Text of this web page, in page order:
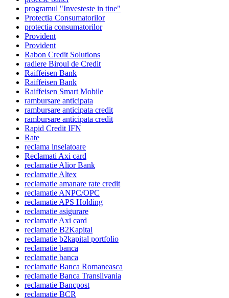
programul "Investeste in tine"
Protectia Consumatorilor
protectia consumatorilor
Provident
Provident
Rabon Credit Solutions
radiere Biroul de Credit
Raiffeisen Bank
Raiffeisen Bank
Raiffeisen Smart Mobile
rambursare anticipata
rambursare anticipata credit
rambursare anticipata credit
Rapid Credit IFN
Rate
reclama inselatoare
Reclamati Axi card
reclamatie Alior Bank
reclamatie Altex
reclamatie amanare rate credit
reclamatie ANPC/OPC
reclamatie APS Holding
reclamatie asigurare
reclamatie Axi card
reclamatie B2Kapital
reclamatie b2kapital portfolio
reclamatie banca
reclamatie banca
reclamatie Banca Romaneasca
reclamatie Banca Transilvania
reclamatie Bancpost
reclamatie BCR